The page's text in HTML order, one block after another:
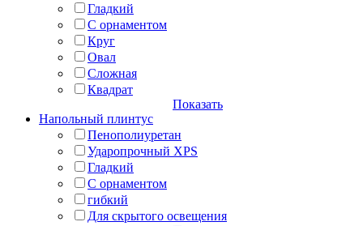
Гладкий
С орнаментом
Круг
Овал
Сложная
Квадрат
Показать
Напольный плинтус
Пенополиуретан
Ударопрочный XPS
Гладкий
С орнаментом
гибкий
Для скрытого освещения